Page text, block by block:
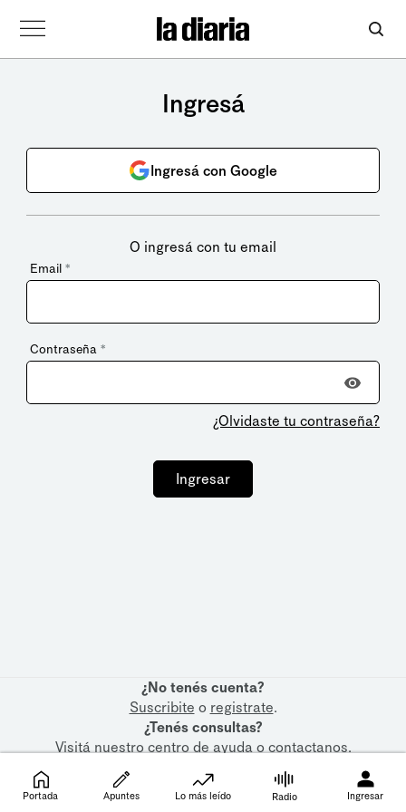
Ingresá
Ingresá con Google
O ingresá con tu email
Email *
Contraseña *
¿Olvidaste tu contraseña?
Ingresar
¿No tenés cuenta?
Suscribite o registrate.
¿Tenés consultas?
Visitá nuestrocentro de ayudaocontactanos.
Portada Apuntes Lo más leído Radio Ingresar